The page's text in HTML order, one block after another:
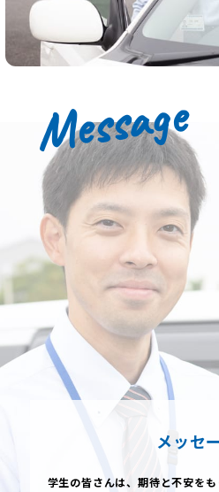
メッセ
学生の皆さんは、期待と不安を